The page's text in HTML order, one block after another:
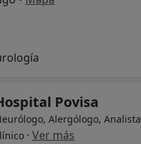
Povisa
Alergólogo, Analista
· Ver más